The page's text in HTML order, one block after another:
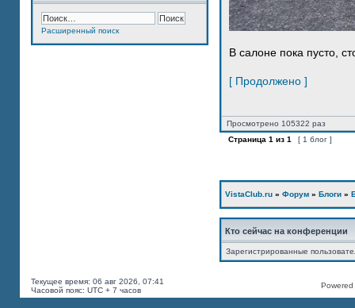
Расширенный поиск
В салоне пока пусто,
[ Продолжено ]
Просмотрено 105322 раз
Страница 1 из 1 [ 1 блог ]
VistaClub.ru » Форум » Блоги »
Кто сейчас на конференции
Зарегистрированные
Текущее время: 06 авг 2026, 07:41
Часовой пояс: UTC + 7 часов